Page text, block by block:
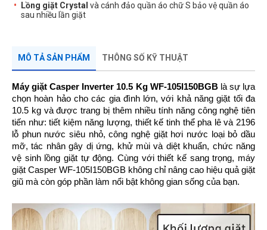
Lồng giặt Crystal và cánh đảo quần áo chữ S bảo vệ quần áo
sau nhiều lần giặt
MÔ TẢ SẢN PHẨM THÔNG SỐ KỸ THUẬT
Máy giặt Casper Inverter 10.5 Kg WF-105I150BGB là sự lựa
chọn hoàn hảo cho các gia đình lớn, với khả năng giặt tối đa
10.5 kg và được trang bị thêm nhiều tính năng công nghệ tiên
tiến như: tiết kiệm năng lượng, thiết kế tinh thể pha lê và 2196
lỗ phun nước siêu nhỏ, công nghệ giặt hơi nước loại bỏ dầu
mỡ, tác nhân gây dị ứng, khử mùi và diệt khuẩn, chức năng
vệ sinh lồng giặt tự động. Cùng với thiết kế sang trọng, máy
giặt Casper WF-105I150BGB không chỉ nâng cao hiệu quả giặt
giũ mà còn góp phần làm nổi bật không gian sống của bạn.